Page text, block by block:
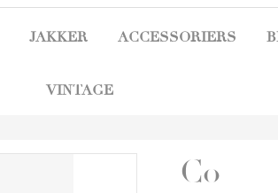
JAKKER ACCESSORIERS
VINTAGE
Co